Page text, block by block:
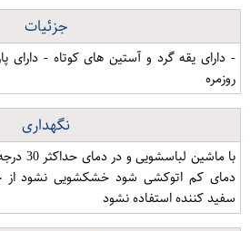
جزئیات
- دارای یقه گرد و آستین های کوتاه - دارای
روزمره
نگهداری
با
دمای کم اتوکشی شود خشکشویی نشود از
سفید کننده استفاده نشود